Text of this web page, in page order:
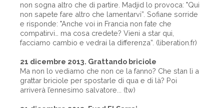
non sogna altro che di partire. Madjid lo provoca: "Qui
non sapete fare altro che lamentarvi”. Sofiane sorride
e risponde: "Anche voi in Francia non fate che
compatirvi… ma cosa credete? Vieni a star qui,
facciamo cambio e vedrai la differenza”. (liberation.fr)
21 dicembre 2013. Grattando briciole
Ma non lo vediamo che non ce la fanno? Che stan lì a
grattar briciole per spostarle di qua e di là? Poi
arriverà l’ennesimo salvatore... (tw)